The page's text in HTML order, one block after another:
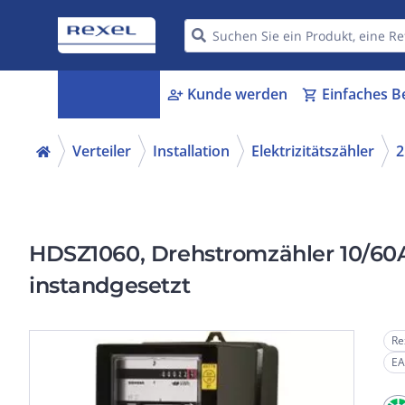
person_add Kunde werden shopping_cart Einfaches
Verteiler Installation Elektrizitätszähler
HDSZ1060, Drehstromzähler 10/
instandgesetzt